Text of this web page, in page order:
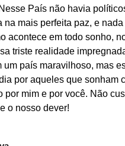
País não havia
mais perfeita paz, e nada
acontece em todo sonho,
triste realidade
país maravilhoso, mas
por aqueles que sonham
mim e por você. Não
o nosso dever!